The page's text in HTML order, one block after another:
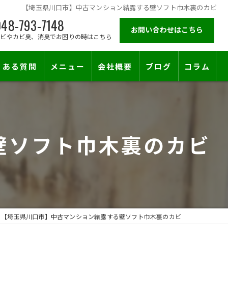
【埼玉県川口市】中古マンション結露する壁ソフト巾木裏のカビ
793-7148
やカビ臭、消臭でお困りの時はこちら
お問い合わせはこちら
ある質問 メニュー 会社概要 ブログ コラム
フト巾木裏のカビ
【埼玉県川口市】中古マンション結露する壁ソフト巾木裏のカビ